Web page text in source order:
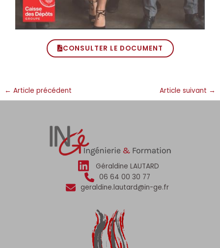
CONSULTER LE DOCUMENT
← Article précédent Article suivant →
Géraldine LAUTARD
06 64 00 30 77
geraldine.lautard@in-ge.fr